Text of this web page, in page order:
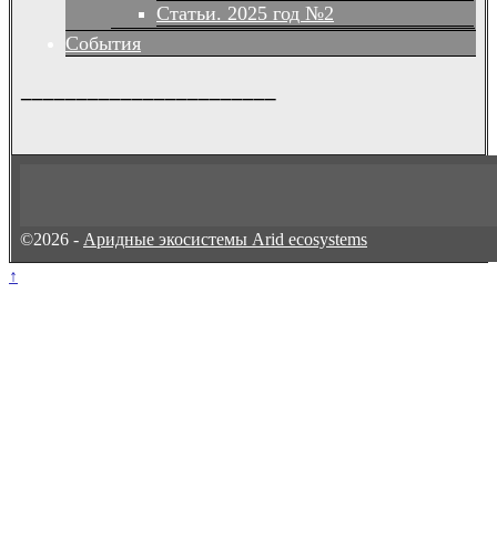
Статьи. 2025 год №2
События
©2026 - Аридные экосистемы Arid ecosystems
↑